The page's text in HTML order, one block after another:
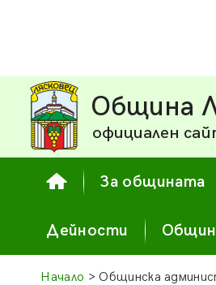
Община
официален
За общината
Дейности
Начало > Общинска